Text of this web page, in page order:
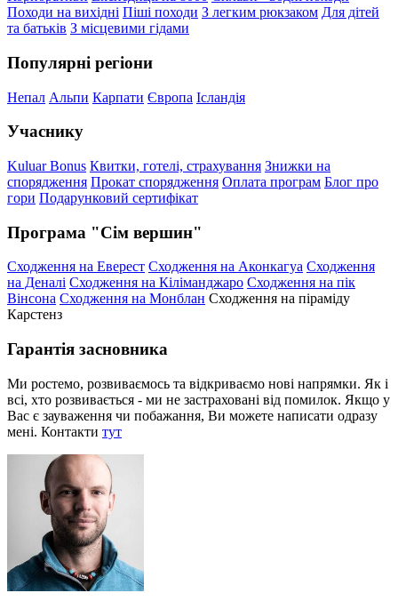
Походи на вихідні Піші походи З легким рюкзаком Для дітей
та батьків З місцевими гідами
Популярні регіони
Непал Альпи Карпати Європа Ісландія
Учаснику
Kuluar Bonus Квитки, готелі, страхування Знижки на
спорядження Прокат спорядження Оплата програм Блог про
гори Подарунковий сертифікат
Програма "Сім вершин"
Сходження на Еверест Сходження на Аконкагуа Сходження
на Деналі Сходження на Кіліманджаро Сходження на пік
Вінсона Сходження на Монблан Сходження на піраміду
Карстенз
Гарантія засновника
Ми ростемо, розвиваємось та відкриваємо нові напрямки. Як і
всі, хто розвивається - ми не застраховані від помилок. Якщо у
Вас є зауваження чи побажання, Ви можете написати одразу
мені. Контакти тут